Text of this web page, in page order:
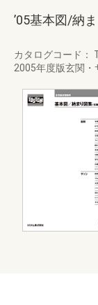
’05基本図/納
カタログコード：
2005年度版玄関・